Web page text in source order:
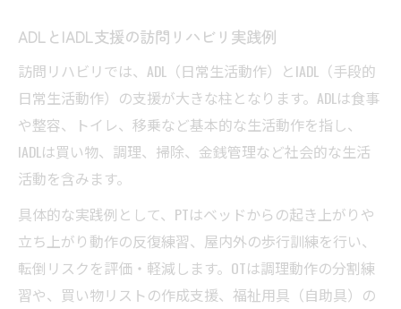
ADLとIADL支援の訪問リハビリ実践例
訪問リハビリでは、ADL（日常生活動作）とIADL（手段的
日常生活動作）の支援が大きな柱となります。ADLは食事
や整容、トイレ、移乗など基本的な生活動作を指し、
IADLは買い物、調理、掃除、金銭管理など社会的な生活
活動を含みます。
具体的な実践例として、PTはベッドからの起き上がりや
立ち上がり動作の反復練習、屋内外の歩行訓練を行い、
転倒リスクを評価・軽減します。OTは調理動作の分割練
習や、買い物リストの作成支援、福祉用具（自助具）の